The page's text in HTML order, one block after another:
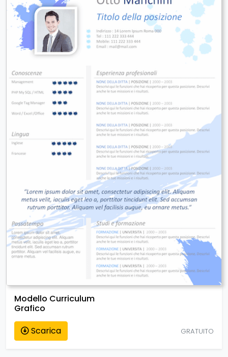
Modello Curriculum
Grafico
Scarica
GRATUITO